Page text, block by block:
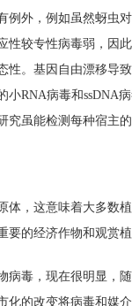
例外，例如虽然蚜虫
性较专性病毒弱，因
性。基因自由漂移导
小RNA病毒和ssDNA
虽能检测每种宿主
体，这意味着大多数
的经济作物和观赏
病毒，现在很明显，
化的改变将病毒和媒